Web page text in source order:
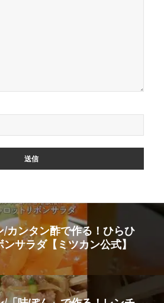
/カンタン酢で作る！ひらひ
サラダ【ミツカン公式】